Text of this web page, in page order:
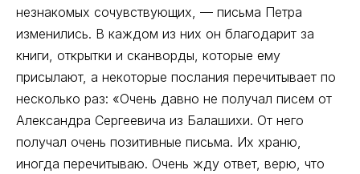
незнакомых сочувствующих, — письма Петра
изменились. В каждом из них он благодарит за
книги, открытки и сканворды, которые ему
присылают, а некоторые послания перечитывает по
несколько раз: «Очень давно не получал писем от
Александра Сергеевича из Балашихи. От него
получал очень позитивные письма. Их храню,
иногда перечитываю. Очень жду ответ, верю, что